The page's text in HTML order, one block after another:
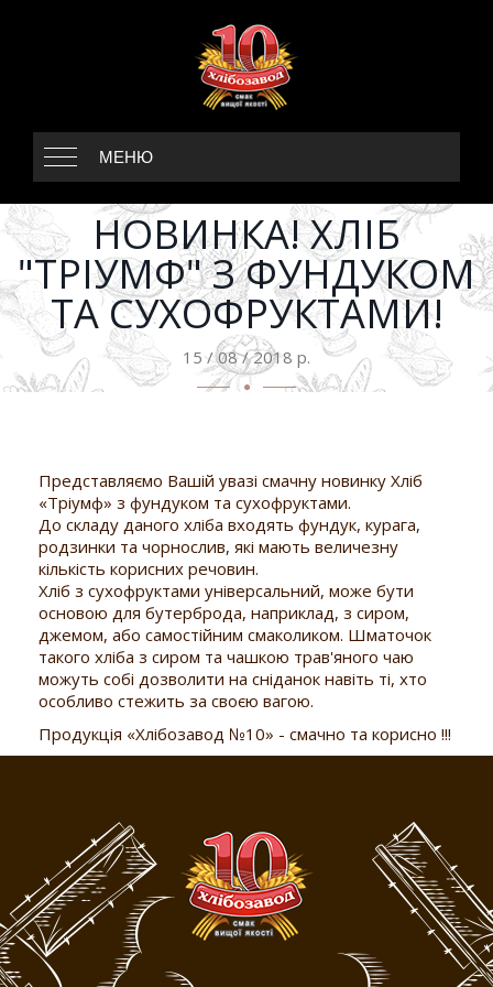
МЕНЮ
НОВИНКА! ХЛІБ
"ТРІУМФ" З ФУНДУКОМ
ТА СУХОФРУКТАМИ!
15 / 08 / 2018 р.
Представляємо Вашій увазі смачну новинку Хліб
«Тріумф» з фундуком та сухофруктами.
До складу даного хліба входять фундук, курага,
родзинки та чорнослив, які мають величезну
кількість корисних речовин.
Хліб з сухофруктами універсальний, може бути
основою для бутерброда, наприклад, з сиром,
джемом, або самостійним смаколиком. Шматочок
такого хліба з сиром та чашкою трав'яного чаю
можуть собі дозволити на сніданок навіть ті, хто
особливо стежить за своєю вагою.
Продукція «Хлібозавод №10» - смачно та корисно !!!